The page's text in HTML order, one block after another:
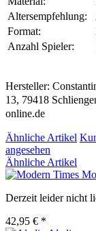
Altersempfehlung:
Format:
Anzahl Spieler:
Hersteller:
13, 79418
online.de
Ähnliche Artikel
angesehen
Ähnliche Artikel
Derzeit leider nicht
42,95 € *